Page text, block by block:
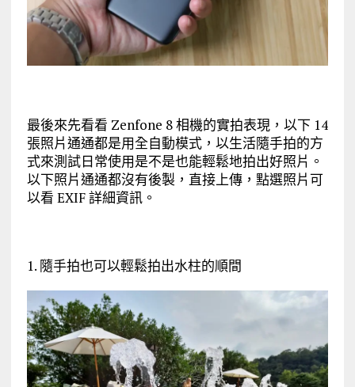
最後來先看看 Zenfone 8 相機的實拍表現，以下 14
張照片通通都是用全自動模式，以生活隨手拍的方
式來測試日常使用是不是也能輕鬆地拍出好照片。
以下照片通通都沒有後製，直接上傳，點選照片可
以看 EXIF 詳細資訊。
1. 隨手拍也可以輕鬆拍出水柱的順間